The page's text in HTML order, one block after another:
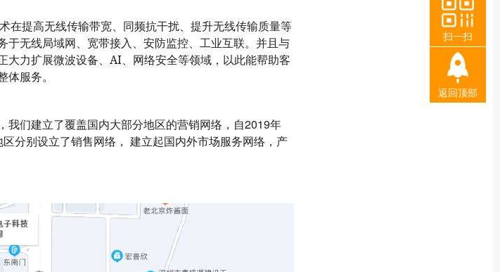
在提高无线传输带宽、同频抗干扰、提升无线传输质量等
于无线局域网、宽带接入、安防监控、工业互联。并且与
力扩展微波设备、 AI、网络安全等领域， 以此能帮助客
服务。
们建立了覆盖国内大部分地区的营销网络，自2019年
区分别设立了销售网络， 建立起国内外市场服务网络，产
扫一扫
返回顶部